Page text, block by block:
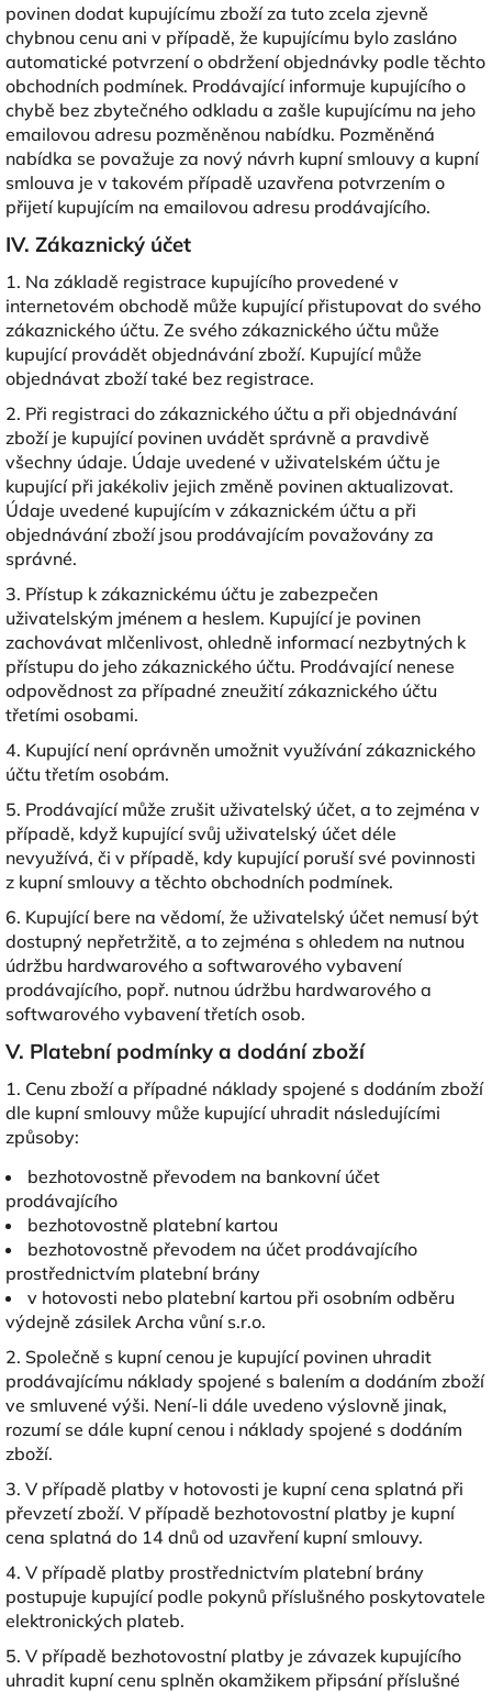
povinen dodat kupujícímu zboží za tuto zcela zjevně
chybnou cenu ani v případě, že kupujícímu bylo zasláno
automatické potvrzení o obdržení objednávky podle těchto
obchodních podmínek. Prodávající informuje kupujícího o
chybě bez zbytečného odkladu a zašle kupujícímu na jeho
emailovou adresu pozměněnou nabídku. Pozměněná
nabídka se považuje za nový návrh kupní smlouvy a kupní
smlouva je v takovém případě uzavřena potvrzením o
přijetí kupujícím na emailovou adresu prodávajícího.
IV. Zákaznický účet
1. Na základě registrace kupujícího provedené v
internetovém obchodě může kupující přistupovat do svého
zákaznického účtu. Ze svého zákaznického účtu může
kupující provádět objednávání zboží. Kupující může
objednávat zboží také bez registrace.
2. Při registraci do zákaznického účtu a při objednávání
zboží je kupující povinen uvádět správně a pravdivě
všechny údaje. Údaje uvedené v uživatelském účtu je
kupující při jakékoliv jejich změně povinen aktualizovat.
Údaje uvedené kupujícím v zákaznickém účtu a při
objednávání zboží jsou prodávajícím považovány za
správné.
3. Přístup k zákaznickému účtu je zabezpečen
uživatelským jménem a heslem. Kupující je povinen
zachovávat mlčenlivost, ohledně informací nezbytných k
přístupu do jeho zákaznického účtu. Prodávající nenese
odpovědnost za případné zneužití zákaznického účtu
třetími osobami.
4. Kupující není oprávněn umožnit využívání zákaznického
účtu třetím osobám.
5. Prodávající může zrušit uživatelský účet, a to zejména v
případě, když kupující svůj uživatelský účet déle
nevyužívá, či v případě, kdy kupující poruší své povinnosti
z kupní smlouvy a těchto obchodních podmínek.
6. Kupující bere na vědomí, že uživatelský účet nemusí být
dostupný nepřetržitě, a to zejména s ohledem na nutnou
údržbu hardwarového a softwarového vybavení
prodávajícího, popř. nutnou údržbu hardwarového a
softwarového vybavení třetích osob.
V. Platební podmínky a dodání zboží
1. Cenu zboží a případné náklady spojené s dodáním zboží
dle kupní smlouvy může kupující uhradit následujícími
způsoby:
bezhotovostně převodem na bankovní účet
prodávajícího
bezhotovostně platební kartou
bezhotovostně převodem na účet prodávajícího
prostřednictvím platební brány
v hotovosti nebo platební kartou při osobním odběru
výdejně zásilek Archa vůní s.r.o.
2. Společně s kupní cenou je kupující povinen uhradit
prodávajícímu náklady spojené s balením a dodáním zboží
ve smluvené výši. Není-li dále uvedeno výslovně jinak,
rozumí se dále kupní cenou i náklady spojené s dodáním
zboží.
3. V případě platby v hotovosti je kupní cena splatná při
převzetí zboží. V případě bezhotovostní platby je kupní
cena splatná do 14 dnů od uzavření kupní smlouvy.
4. V případě platby prostřednictvím platební brány
postupuje kupující podle pokynů příslušného poskytovatele
elektronických plateb.
5. V případě bezhotovostní platby je závazek kupujícího
uhradit kupní cenu splněn okamžikem připsání příslušné